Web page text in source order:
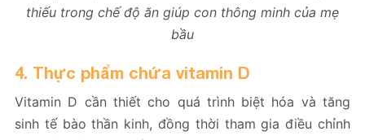
thiếu trong chế độ ăn giúp con thông minh của mẹ
bầu
4. Thực phẩm chứa vitamin D
Vitamin D cần thiết cho quá trình biệt hóa và tăng
sinh tế bào thần kinh, đồng thời tham gia điều chỉnh